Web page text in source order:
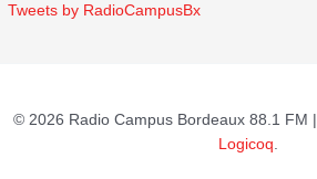
Tweets by RadioCampusBx
© 2026 Radio Campus Bordeaux 88.1 FM
Logicoq.